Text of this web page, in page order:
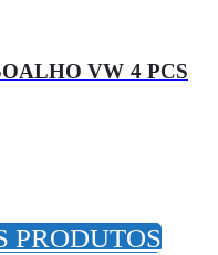
VW 4 PCS
PRODUTOS